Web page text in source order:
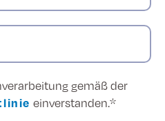
gemäß der
einverstanden.*